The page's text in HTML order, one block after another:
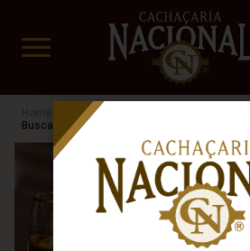
Cachaça
Busca: mg
x